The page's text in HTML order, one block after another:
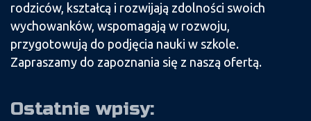
rodziców, kształcą i rozwijają zdolności swoich
wychowanków, wspomagają w rozwoju,
przygotowują do podjęcia nauki w szkole.
Zapraszamy do zapoznania się z naszą ofertą.
Ostatnie wpisy: